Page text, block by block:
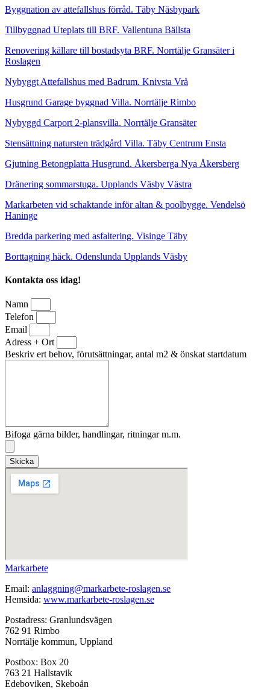
Byggnation av attefallshus förråd. Täby Näsbypark
Tillbyggnad Uteplats till BRF. Vallentuna Bällsta
Renovering källare till bostadsyta BRF. Norrtälje Gransäter i
Roslagen
Nybyggt Attefallshus med Badrum. Knivsta Vrå
Husgrund Garage byggnad Villa. Norrtälje Rimbo
Nybyggd Carport 2-plansvilla. Norrtälje Gransäter
Stensättning natursten trädgård Villa. Täby Centrum Ensta
Gjutning Betongplatta Husgrund. Åkersberga Nya Åkersberg
Dränering sommarstuga. Upplands Väsby Västra
Markarbeten vid schaktande inför altan & poolbygge. Vendelsö
Haninge
Bredda parkering med asfaltering. Visinge Täby
Borttagning häck. Odenslunda Upplands Väsby
Kontakta oss idag!
Namn
Telefon
Email
Adress + Ort
Beskriv ert behov, förutsättningar, antal m2 & önskat startdatum
Bifoga gärna bilder, handlingar, ritningar m.m.
Skicka
Markarbete
Email: anlaggning@markarbete-roslagen.se
Hemsida: www.markarbete-roslagen.se
Postadress: Granlundsvägen
762 91 Rimbo
Norrtälje kommun, Uppland
Postbox: Box 20
763 21 Hallstavik
Edeboviken, Skeboån